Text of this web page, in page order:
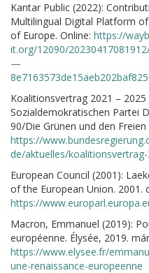
Kantar Public (2022):
Multilingual Digital Platform
of Europe. Online: https://
it.org/12090/
—
Koalitionsvertrag 2021 –
Sozialdemokratischen Partei
90/Die Grünen und den
https://
de/aktuelles/
European Council (2001):
of the European Union. 2001.
https://
Macron, Emmanuel (2019):
européenne. Élysée, 2019.
https://www.elysee.fr/
une-renaissance-europeenne